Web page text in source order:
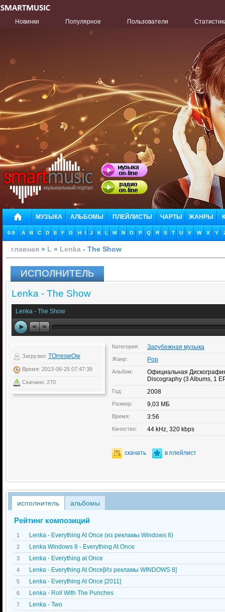
Новинки Популярное Пользователи
МУЗЫКА АЛЬБОМЫ ПЛЕЙЛИСТЫ ЧАРТЫ ЖАНРЫ
0-9 A B C D E F G H I J K L M N O P Q R S T U V W X Y
главная » L » Lenka - The Show
ИСПОЛНИТЕЛЬ
Lenka - The Show
Lenka - The Show
Загрузил: TOrreswOw
Время: 2013-06-25 07:47:38
Скачано: 270
Категория: Зарубежная музыка
Жанр: Pop
Альбом:
Официальная
Discography (3 Albums, 1
Год: 2008
Размер: 9,03 МБ
Время: 3:56
Качество: 44 kHz, 320 kbps
скачать в плейлист
исполнитель альбомы
Рейтинг композиций
1 Lenka - Everything At Once (из рекламы Windows 8)
2 Lenka Windows 8 - Everything At Once
3 Lenka - Everything at Once
4 Lenka - Everything At Once[Из рекламы WINDOWS 8]
5 Lenka - Everything At Once [2011]
6 Lenka - Roll With The Punches
7 Lenka - Two